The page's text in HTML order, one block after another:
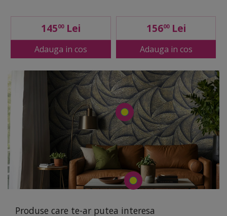
14500Lei
Adauga in cos
15600Lei
Adauga in cos
Produse care te-ar putea interesa